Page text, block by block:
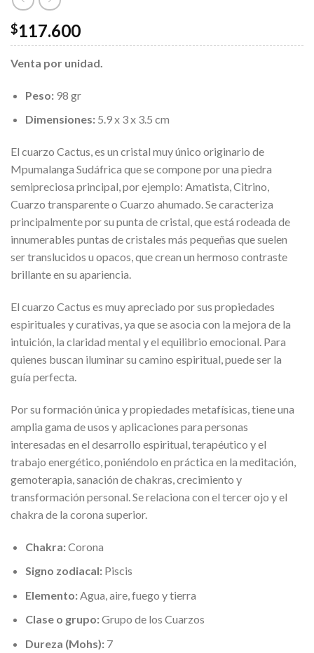
$117.600
Venta por unidad.
Peso:98 gr
Dimensiones: 5.9 x 3 x 3.5 cm
El cuarzo Cactus, es un cristal muy único originario de
Mpumalanga Sudáfrica que se compone por una piedra
semipreciosa principal, por ejemplo: Amatista, Citrino,
Cuarzo transparente o Cuarzo ahumado. Se caracteriza
principalmente por su punta de cristal, que está rodeada de
innumerables puntas de cristales más pequeñas que suelen
ser translucidos u opacos, que crean un hermoso contraste
brillante en su apariencia.
El cuarzo Cactus es muy apreciado por sus propiedades
espirituales y curativas, ya que se asocia con la mejora de la
intuición, la claridad mental y el equilibrio emocional. Para
quienes buscan iluminar su camino espiritual, puede ser la
guía perfecta.
Por su formación única y propiedades metafísicas, tiene una
amplia gama de usos y aplicaciones para personas
interesadas en el desarrollo espiritual, terapéutico y el
trabajo energético, poniéndolo en práctica en la meditación,
gemoterapia, sanación de chakras, crecimiento y
transformación personal. Se relaciona con el tercer ojo y el
chakra de la corona superior.
Chakra:Corona
Signo zodiacal: Piscis
Elemento: Agua, aire, fuego y tierra
Clase o grupo:Grupo de los Cuarzos
Dureza (Mohs): 7